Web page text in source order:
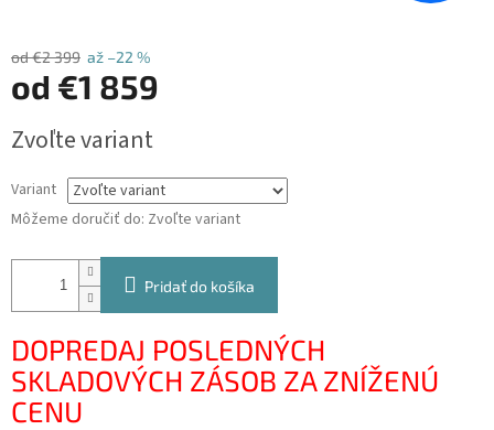
od €2 399 až –22 %
od €1 859
cena:
Zvoľte variant
Variant
Môžeme doručiť do: Zvoľte variant
Pridať do košíka
DOPREDAJ POSLEDNÝCH
SKLADOVÝCH ZÁSOB ZA ZNÍŽENÚ
CENU